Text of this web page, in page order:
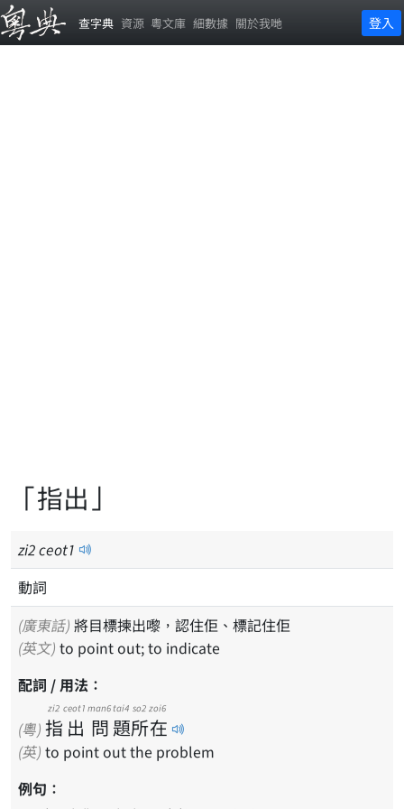
查字典 資源 粵文庫 細數據 關於我哋 登入
「指出」
zi2ceot1
動詞
(廣東話) 將目標揀出嚟，認住佢、標記住佢
(英文) to point out; to indicate
配詞 / 用法：
(粵) 指
zi2
出
ceot1
問
man6
題
tai4
所
so2
在
zoi6
(英) to point out the problem
例句：